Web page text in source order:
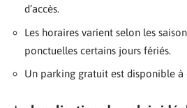
d’accès.
Les horaires varient selon les
ponctuelles certains jours fériés.
Un parking gratuit est disponible à